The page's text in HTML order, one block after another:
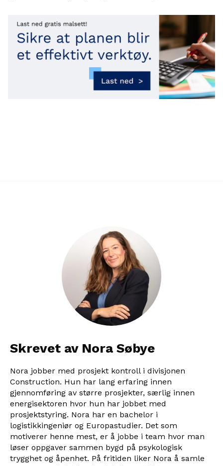
Skrevet av Nora Søbye
Nora jobber med prosjekt kontroll i divisjonen
Construction. Hun har lang erfaring innen
gjennomføring av større prosjekter, særlig innen
energisektoren hvor hun har jobbet med
prosjektstyring. Nora har en bachelor i
logistikkingeniør og Europastudier. Det som
motiverer henne mest, er å jobbe i team hvor man
løser oppgaver sammen bygd på psykologisk
trygghet og åpenhet. På fritiden liker Nora å samle